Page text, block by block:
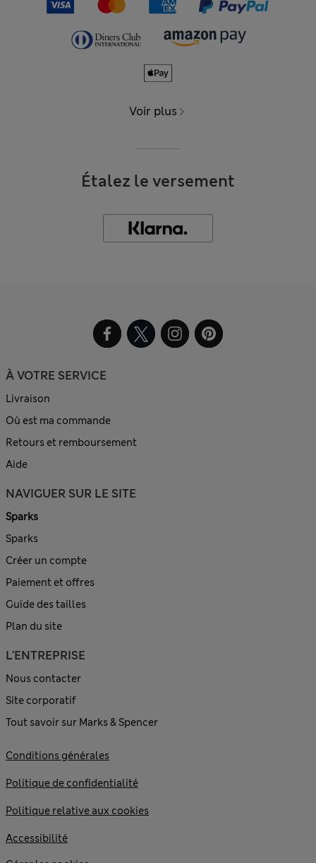
Voir plus
Étalez le versement
À VOTRE SERVICE
Livraison
Où est ma commande
Retours et remboursement
Aide
NAVIGUER SUR LE SITE
Sparks
Sparks
Créer un compte
Paiement et offres
Guide des tailles
Plan du site
L'ENTREPRISE
Nous contacter
Site corporatif
Tout savoir sur Marks & Spencer
Conditions générales
Politique de confidentialité
Politique relative aux cookies
Accessibilité